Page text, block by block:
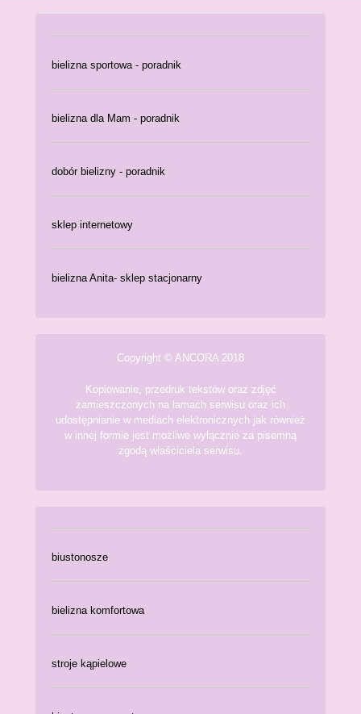
bielizna sportowa - poradnik
bielizna dla Mam - poradnik
dobór bielizny - poradnik
sklep internetowy
bielizna Anita- sklep stacjonarny
Copyright © ANCORA 2018
Kopiowanie, przedruk tekstów oraz zdjęć
zamieszczonych na łamach serwisu oraz ich
udostępnianie w mediach elektronicznych jak również
w innej formie jest możliwe wyłącznie za pisemną
zgodą właściciela serwisu.
biustonosze
bielizna komfortowa
stroje kąpielowe